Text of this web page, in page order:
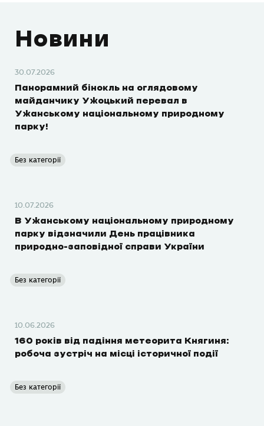
Новини
30.07.2026
Панорамний бінокль на оглядовому
майданчику Ужоцький перевал в
Ужанському національному природному
парку!
Без категорії
10.07.2026
В Ужанському національному природному
парку відзначили День працівника
природно-заповідної справи України
Без категорії
10.06.2026
160 років від падіння метеорита Княгиня:
робоча зустріч на місці історичної події
Без категорії